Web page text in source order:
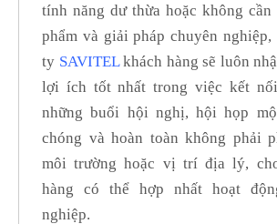
tính năng dư thừa hoặc không
phẩm và giải pháp chuyên
ty SAVITELkhách hàng sẽ luôn
lợi ích tốt nhất trong việc kết
những buổi hội nghị, hội họp
chóng và hoàn toàn không phải
môi trường hoặc vị trí địa lý,
hàng có thể hợp nhất hoạt
nghiệp.